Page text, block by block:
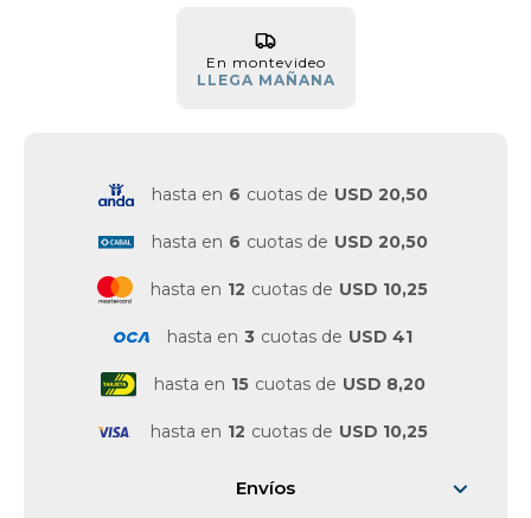
En montevideo
LLEGA MAÑANA
hasta en 6 cuotas de USD 20,50
hasta en 6 cuotas de USD 20,50
hasta en 12 cuotas de USD 10,25
hasta en 3 cuotas de USD 41
hasta en 15 cuotas de USD 8,20
hasta en 12 cuotas de USD 10,25
Envíos